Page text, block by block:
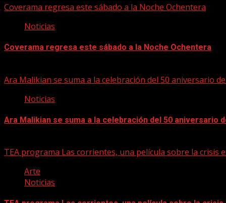
Coverama regresa este sábado a la Noche Ochentera
Noticias
Coverama regresa este sábado a la Noche Ochentera
Ara Malikian se suma a la celebración del 50 aniversario
Noticias
Ara Malikian se suma a la celebración del 50 aniversario
TEA programa Las corrientes, una película sobre la crisis
Arte
Noticias